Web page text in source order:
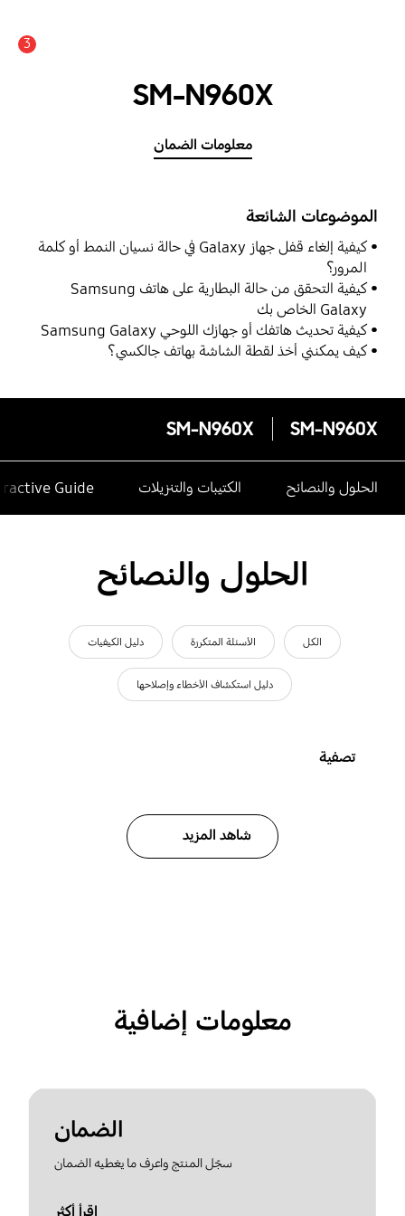
3
SM-N960X
معلومات الضمان
الموضوعات الشائعة
كيفية إلغاء قفل جهاز Galaxy في حالة نسيان النمط أو كلمة
المرور؟
كيفية التحقق من حالة البطارية على هاتف Samsung
Galaxy الخاص بك
كيفية تحديث هاتفك أو جهازك اللوحي Samsung Galaxy
كيف يمكنني أخذ لقطة الشاشة بهاتف جالكسي؟
SM-N960X
SM-N960X
الحلول والنصائح الكتيبات والتنزيلات Guide
الحلول والنصائح
الكل الأسئلة المتكررة دليل الكيفيات
دليل استكشاف الأخطاء وإصلاحها
تصفية
شاهد المزيد
معلومات إضافية
الضمان
سجّل المنتج واعرف ما يغطيه الضمان
اقرأ أكثر